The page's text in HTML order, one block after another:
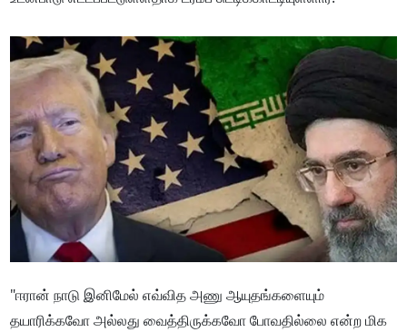
"ஈரான் நாடு இனிமேல் எவ்வித அணு ஆயுதங்களையும்
தயாரிக்கவோ அல்லது வைத்திருக்கவோ போவதில்லை என்ற மிக